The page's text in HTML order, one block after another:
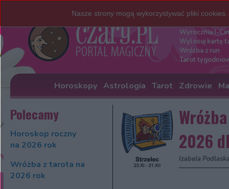
Darmowe
Wyrocznia I-
Wylosuj kartę
Wróżba z run
Tarot
Horoskopy Astrologia Tarot Zdrowie
Polecamy
Horoskop roczny
na 2026 rok
Wróżba z tarota na
2026 rok
2026
Izabela
Nasze strony mogą wykorzystywać pliki cookies.